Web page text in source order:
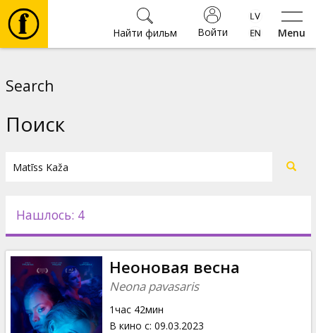
Menu
Войти
Найти фильм
Новости
Подарки
Кинозакуски
Search
Поиск
Нашлось: 4
Неоновая весна
Neona pavasaris
1час 42мин
В кино с: 09.03.2023